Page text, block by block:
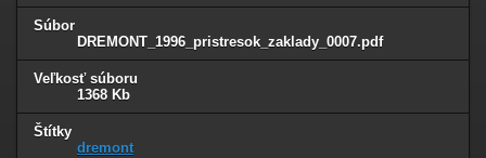
Súbor
DREMONT_1996_pristresok_zaklady_0007.pdf
Veľkosť súboru
1368 Kb
Štítky
dremont